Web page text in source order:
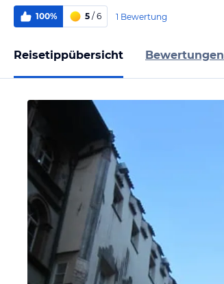
100% 5 / 6 1 Bewertung
Reisetippübersicht Bewertungen